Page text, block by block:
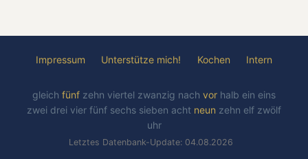
Impressum Unterstütze mich! Kochen Intern
gleich fünf zehn viertel zwanzig nach vor halb ein eins
zwei drei vier fünf sechs sieben acht neun zehn elf zwölf
uhr
Letztes Datenbank-Update: 04.08.2026